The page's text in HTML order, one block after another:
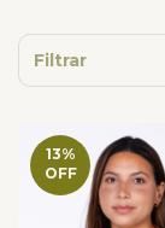
Filtrar
13%
OFF